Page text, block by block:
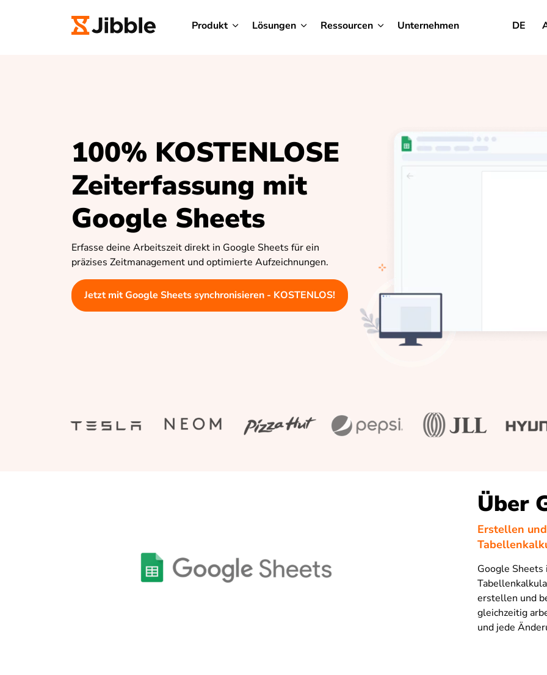
Produkt Lösungen Ressourcen Unternehmen DE
100% KOSTENLOSE
Zeiterfassung mit
Google Sheets
Erfasse deine Arbeitszeit direkt in Google Sheets für ein
präzises Zeitmanagement und optimierte Aufzeichnungen.
Jetzt mit Google Sheets synchronisieren - KOSTENLOS!
Über
Erstellen
Google
erstellen und
gleichzeitig
und jede